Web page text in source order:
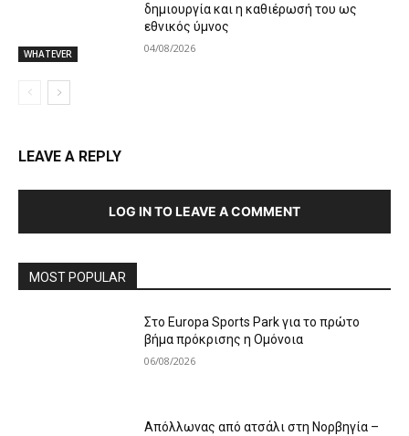
WHATEVER
δημιουργία και η καθιέρωσή του ως
εθνικός ύμνος
04/08/2026
LEAVE A REPLY
LOG IN TO LEAVE A COMMENT
MOST POPULAR
Στο Europa Sports Park για το πρώτο
βήμα πρόκρισης η Ομόνοια
06/08/2026
Απόλλωνας από ατσάλι στη Νορβηγία –